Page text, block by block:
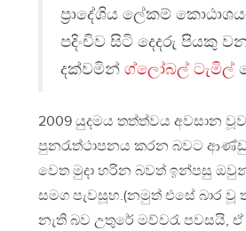
ප්‍රාදේශිය ලේකම්
පදිංචිව සිටි දෙදරු පියකු
දක්වමින් ග්ලෝබල් ටැමිල්
2009 යුදමය තත්ත්වය අවසාන
පුනරැත්ථාපනය කරන බවට
වෙත මුදා හරින බවත් ඉන්පසු
සමග පැවසූහ.(නමුත් එසේ බාර වූ
නැති බව උතුරේ මව්වරැ පවසයි,